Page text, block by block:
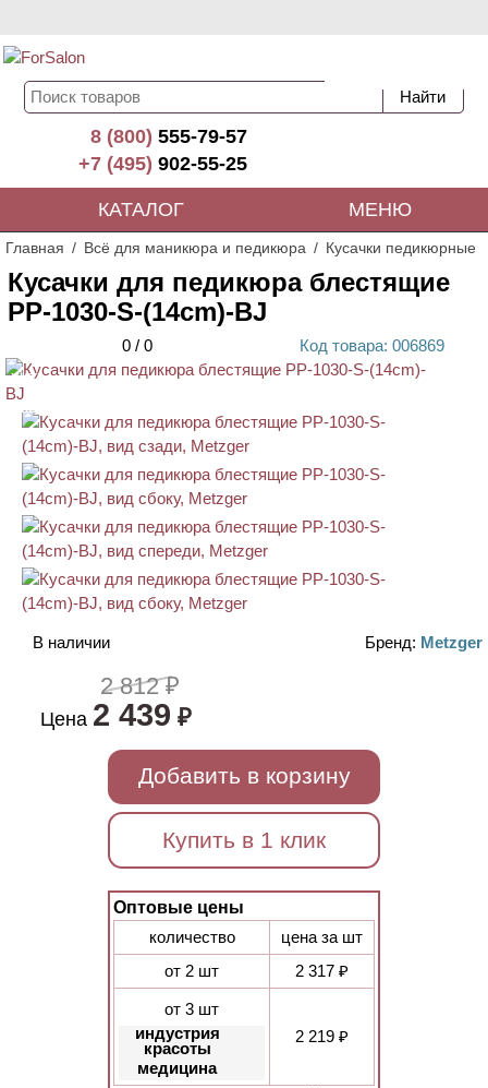
8 (800)555-79-57
+7 (495)902-55-25
КАТАЛОГ МЕНЮ
Главная Всё для маникюра и педикюра Кусачки педикюрные
Кусачки для педикюра блестящие
PP-1030-S-(14cm)-BJ
0 / 0 Код товара: 006869
ХИТ
АКЦИЯ
В наличии Бренд: Metzger
2 812 ₽
Цена 2 439 ₽
Добавить в корзину
Купить в 1 клик
Оптовые цены
количество
цена за шт
от 2 шт
2 317 ₽
от 3 шт
индустрия
красоты
медицина
2 219 ₽